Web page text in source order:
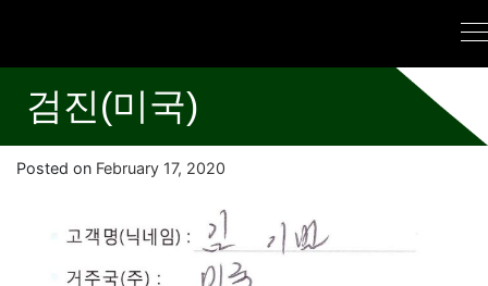
검진(미국)
Posted on February 17, 2020